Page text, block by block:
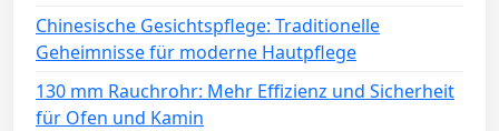
Chinesische Gesichtspflege: Traditionelle
Geheimnisse für moderne Hautpflege
130 mm Rauchrohr: Mehr Effizienz und Sicherheit
für Ofen und Kamin